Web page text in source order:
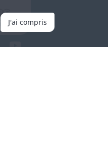
J'ai compris